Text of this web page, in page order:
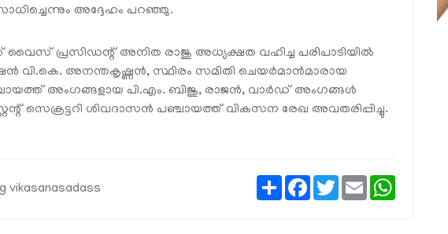
അദ്ദേഹം പറഞ്ഞു.
വൈസ് പ്രസിഡന്റ് അനിത രാജു അധ്യക്ഷത വഹിച്ച പരിപാടിയില്‍
വി.കെ. അനന്തകൃഷ്ണന്‍, സ്ഥിരം സമിതി ചെയര്‍മാന്‍മാരായ
അംഗങ്ങളായ പി.എം. ബിജു, രാജന്‍, വാര്‍ഡ് അംഗങ്ങള്‍
സെക്രട്ടറി ശിവദാസന്‍ പഞ്ചായത്ത് വികസന രേഖ അവതരിപ്പിച്ചു.
vikasanasadass
ShareFacebook
TwitterEmail